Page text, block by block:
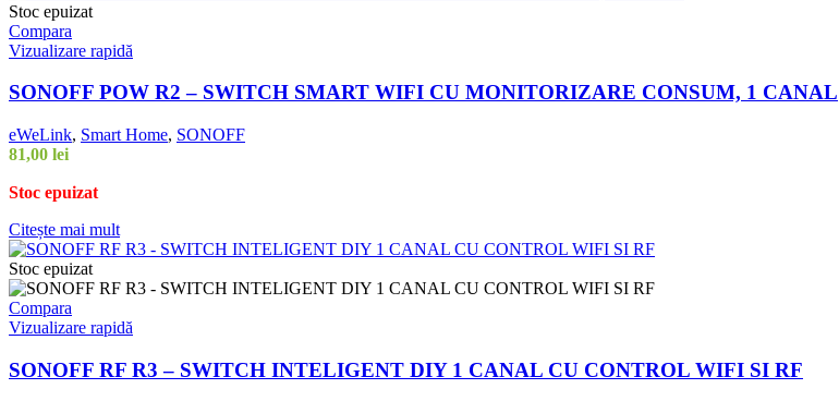
Stoc epuizat
Compara
Vizualizare rapidă
SONOFF POW R2 – SWITCH SMART WIFI CU MONITORIZARE CONSUM, 1 CANAL
eWeLink, Smart Home, SONOFF
81,00 lei
Stoc epuizat
Citește mai mult
Stoc epuizat
Compara
Vizualizare rapidă
SONOFF RF R3 – SWITCH INTELIGENT DIY 1 CANAL CU CONTROL WIFI SI RF